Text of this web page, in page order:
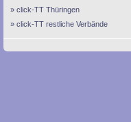
click-TT Thüringen
click-TT restliche Verbände